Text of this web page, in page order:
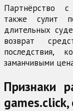
Партнёрство с
также сулит
длительных
возврат
последствия,
заманчивыми
Признаки